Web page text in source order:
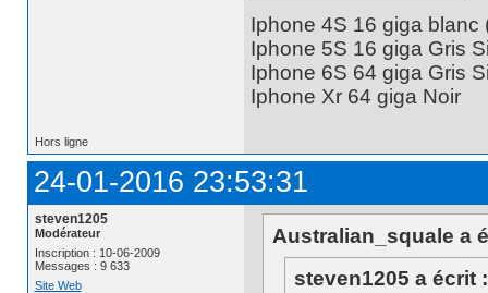
Iphone 4S 16 giga blanc
Iphone 5S 16 giga Gris
Iphone 6S 64 giga Gris
Iphone Xr 64 giga Noir
Hors ligne
24-01-2016 23:53:31
steven1205
Modérateur
Inscription : 10-06-2009
Messages : 9 633
Site Web
Australian_squale a
steven1205 a écrit :